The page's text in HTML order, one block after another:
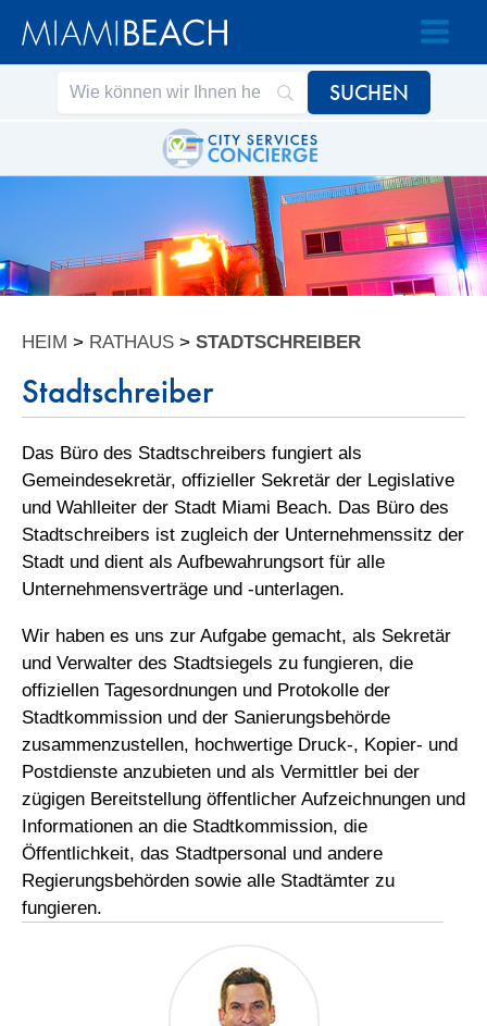
Zum
Inhalt
Zum
Inhalt
HEIM > RATHAUS > STADTSCHREIBER
Stadtschreiber
Das Büro des Stadtschreibers fungiert als
Gemeindesekretär, offizieller Sekretär der Legislative
und Wahlleiter der Stadt Miami Beach. Das Büro des
Stadtschreibers ist zugleich der Unternehmenssitz der
Stadt und dient als Aufbewahrungsort für alle
Unternehmensverträge und -unterlagen.
Wir haben es uns zur Aufgabe gemacht, als Sekretär
und Verwalter des Stadtsiegels zu fungieren, die
offiziellen Tagesordnungen und Protokolle der
Stadtkommission und der Sanierungsbehörde
zusammenzustellen, hochwertige Druck-, Kopier- und
Postdienste anzubieten und als Vermittler bei der
zügigen Bereitstellung öffentlicher Aufzeichnungen und
Informationen an die Stadtkommission, die
Öffentlichkeit, das Stadtpersonal und andere
Regierungsbehörden sowie alle Stadtämter zu
fungieren.